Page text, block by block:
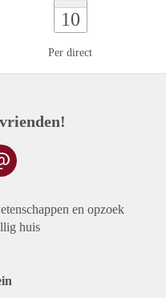
10
Per direct
en opzoek
huis